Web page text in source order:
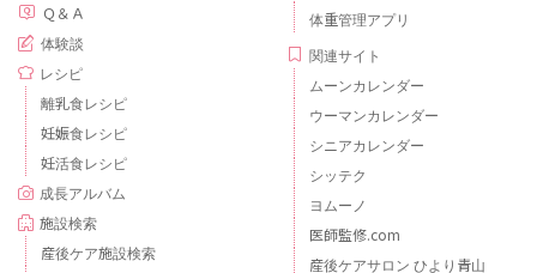
Ｑ＆Ａ
体験談
レシピ
離乳食レシピ
妊娠食レシピ
妊活食レシピ
成長アルバム
施設検索
産後ケア施設検索
体重管理アプリ
関連サイト
ムーンカレンダー
ウーマンカレンダー
シニアカレンダー
シッテク
ヨムーノ
医師監修.com
産後ケアサロン ひより青山